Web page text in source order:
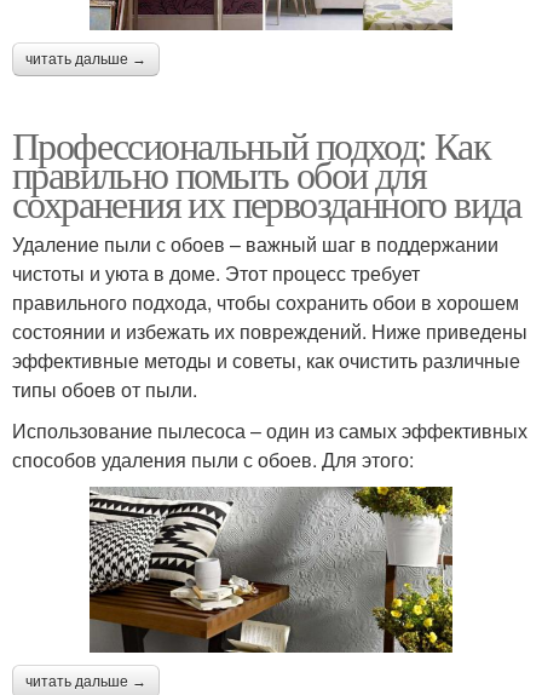
читать дальше →
Профессиональный подход: Как
правильно помыть обои для
сохранения их первозданного вида
Удаление пыли с обоев – важный шаг в поддержании
чистоты и уюта в доме. Этот процесс требует
правильного подхода, чтобы сохранить обои в хорошем
состоянии и избежать их повреждений. Ниже приведены
эффективные методы и советы, как очистить различные
типы обоев от пыли.
Использование пылесоса – один из самых эффективных
способов удаления пыли с обоев. Для этого:
читать дальше →